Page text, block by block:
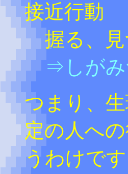
接近行動
握る、
⇒しがみ
つまり、
定の人へ
うわけで